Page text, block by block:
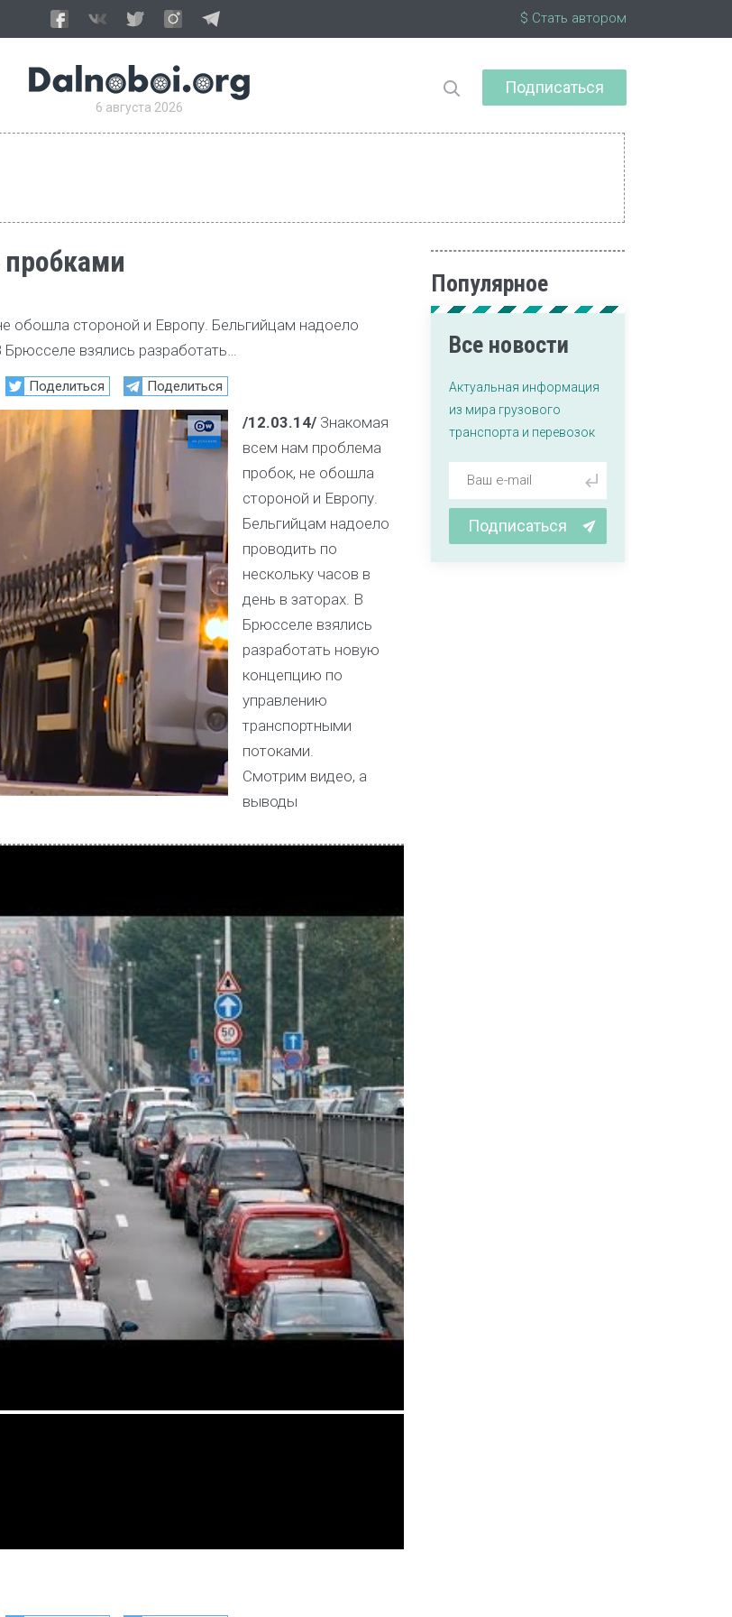
$ Стать автором
6 августа 2026
Подписаться
обошла стороной и Европу. Бельгийцам надоело
Брюсселе взялись разработать…
Поделиться Поделиться
/12.03.14/Знакомая
всем нам проблема
пробок, не обошла
стороной и Европу.
Бельгийцам надоело
проводить по
нескольку часов в
день в заторах. В
Брюсселе взялись
разработать новую
концепцию по
управлению
транспортными
потоками.
Смотрим видео, а
выводы
Популярное
Все новости
Актуальная информация
из мира грузового
транспорта и перевозок
Подписаться